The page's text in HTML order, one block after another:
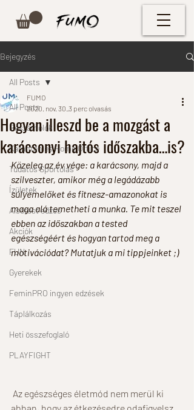
Bejegyzés
All Posts
Beszámolók
Karantén és Home Office
Tudatos Sportolás
Ízületek
Alsótest edzés
Akciók
FUN
Gyerekek
FeminPRO ingyen edzések
Táplálkozás
Heti összefoglaló
PLAYFIGHT
All Posts
Hogyan illeszd be a mozgást a
karácsonyi hajtós időszakba…is?
FUMO
2020. nov. 30. 3 perc olvasás
Közeleg az év vége: a karácsony, majd a
szilveszter, amikor még a legádázabb
súlyemelőket és fitnesz-amazonokat is
maga alá temetheti a munka. Te mit teszel
ebben az időszakban a tested
egészségéért és hogyan tartod meg a
motivációdat? Mutatjuk a mi tippjeinket ;)